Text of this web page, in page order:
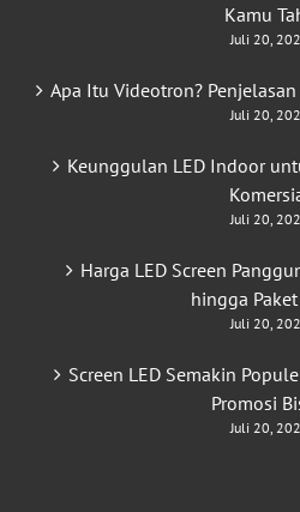
Kamu
Juli 20,
Apa Itu Videotron?
Juli 20,
Keunggulan LED Indoor
Juli 20,
Harga LED Screen
hingga
Juli 20,
Screen LED Semakin
Promosi
Juli 20,